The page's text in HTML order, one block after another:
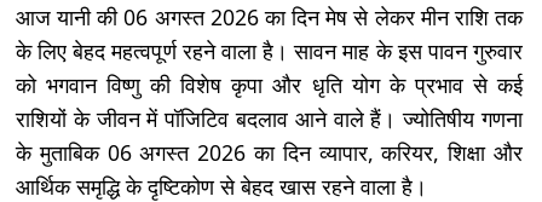
आज यानी की 06 अगस्त 2026 का दिन मेष से लेकर मीन राशि तक
के लिए बेहद महत्वपूर्ण रहने वाला है। सावन माह के इस पावन गुरुवार
को भगवान विष्णु की विशेष कृपा और धृति योग के प्रभाव से कई
राशियों के जीवन में पॉजिटिव बदलाव आने वाले हैं। ज्योतिषीय गणना
के मुताबिक 06 अगस्त 2026 का दिन व्यापार, करियर, शिक्षा और
आर्थिक समृद्धि के दृष्टिकोण से बेहद खास रहने वाला है।